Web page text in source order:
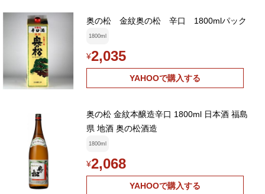
奥の松 金紋奥の松 辛口 1800mlパック
1800ml
¥2,035
YAHOOで購入する
奥の松 金紋本醸造辛口 1800ml 日本酒 福島
県 地酒 奥の松酒造
1800ml
¥2,068
YAHOOで購入する